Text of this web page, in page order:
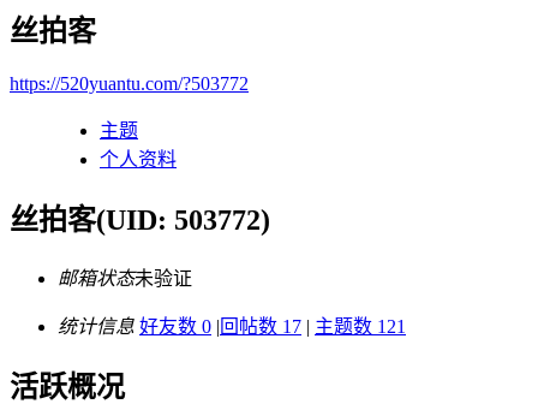
丝拍客
https://520yuantu.com/?503772
主题
个人资料
丝拍客(UID: 503772)
邮箱状态未验证
统计信息 好友数 0 |回帖数 17 | 主题数 121
活跃概况